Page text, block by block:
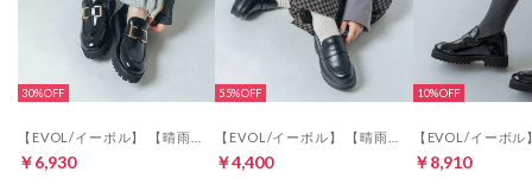
30%
￥6,930
55%
￥4,400
10%
￥8,910